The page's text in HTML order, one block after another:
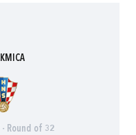
- Round of 32